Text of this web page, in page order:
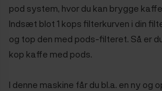
pod system, hvor du kan brygge
Indsæt blot 1 kops filterkurven i din
og top den med pods-filteret. Så er
kop kaffe med pods.
I denne maskine får du bl.a. en ny og